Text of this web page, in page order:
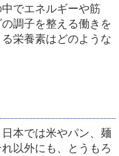
でエネルギーや筋
調子を整える働きを
栄養素はどのような
本では米やパン、麺
以外にも、とうもろ